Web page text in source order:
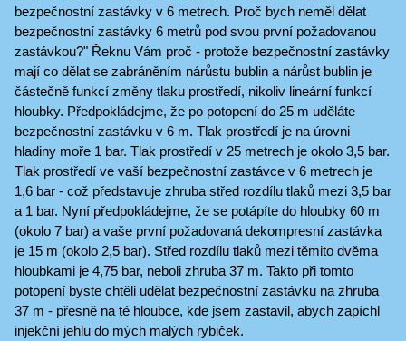
bezpečnostní zastávky v 6 metrech. Proč bych neměl dělat
bezpečnostní zastávky 6 metrů pod svou první požadovanou
zastávkou?" Řeknu Vám proč - protože bezpečnostní zastávky
mají co dělat se zabráněním nárůstu bublin a nárůst bublin je
částečně funkcí změny tlaku prostředí, nikoliv lineární funkcí
hloubky. Předpokládejme, že po potopení do 25 m uděláte
bezpečnostní zastávku v 6 m. Tlak prostředí je na úrovni
hladiny moře 1 bar. Tlak prostředí v 25 metrech je okolo 3,5 bar.
Tlak prostředí ve vaší bezpečnostní zastávce v 6 metrech je
1,6 bar - což představuje zhruba střed rozdílu tlaků mezi 3,5 bar
a 1 bar. Nyní předpokládejme, že se potápíte do hloubky 60 m
(okolo 7 bar) a vaše první požadovaná dekompresní zastávka
je 15 m (okolo 2,5 bar). Střed rozdílu tlaků mezi těmito dvěma
hloubkami je 4,75 bar, neboli zhruba 37 m. Takto při tomto
potopení byste chtěli udělat bezpečnostní zastávku na zhruba
37 m - přesně na té hloubce, kde jsem zastavil, abych zapíchl
injekční jehlu do mých malých rybiček.